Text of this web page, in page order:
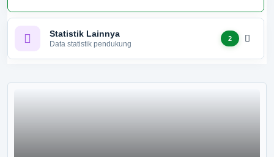
Statistik Lainnya
Data statistik pendukung
2